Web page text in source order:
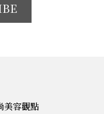
美容觀點